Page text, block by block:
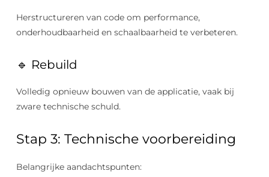
Herstructureren van code om performance,
onderhoudbaarheid en schaalbaarheid te verbeteren.
🔹 Rebuild
Volledig opnieuw bouwen van de applicatie, vaak bij
zware technische schuld.
Stap 3: Technische voorbereiding
Belangrijke aandachtspunten: